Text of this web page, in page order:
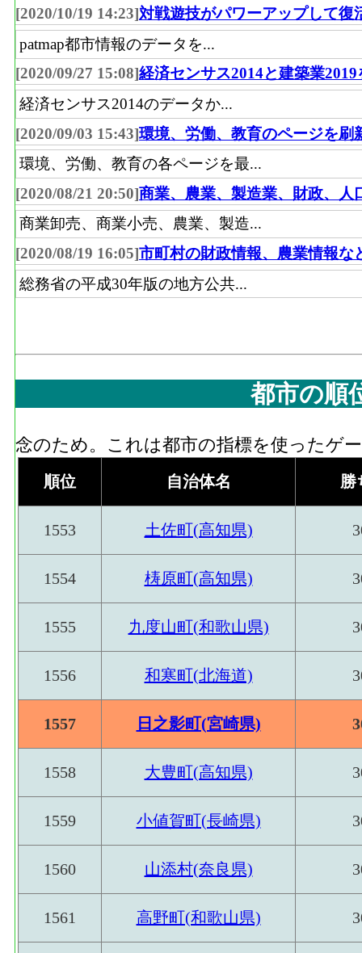
[2020/10/19 14:23]対戦遊技がパワーアップして復
patmap都市情報のデータを...
[2020/09/27 15:08]経済センサス2014と建築業2019
経済センサス2014のデータか...
[2020/09/03 15:43]環境、労働、教育のページを刷
環境、労働、教育の各ページを最...
[2020/08/21 20:50]商業、農業、製造業、財政、人
商業卸売、商業小売、農業、製造...
[2020/08/19 16:05]市町村の財政情報、農業情報な
総務省の平成30年版の地方公共...
都市の順
念のため。これは都市の指標を使ったゲ
順位 自治体名 勝
1553 土佐町(高知県)
1554 梼原町(高知県)
1555 九度山町(和歌山県)
1556 和寒町(北海道)
1557 日之影町(宮崎県)
1558 大豊町(高知県)
1559 小値賀町(長崎県)
1560 山添村(奈良県)
1561 高野町(和歌山県)